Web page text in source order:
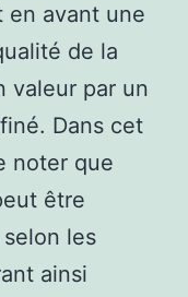
en avant une
de la
valeur par un
Dans cet
noter que
être
les
ainsi